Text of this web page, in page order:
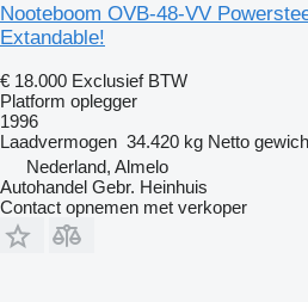
Nooteboom OVB-48-VV
Extandable!
€ 18.000 Exclusief BTW
Platform oplegger
1996
Laadvermogen 34.420 kg Netto
Nederland, Almelo
Autohandel Gebr. Heinhuis
Contact opnemen met verkoper